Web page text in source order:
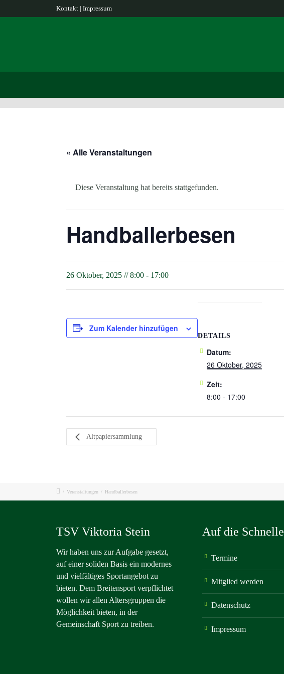
Kontakt | Impressum
« Alle Veranstaltungen
Diese Veranstaltung hat bereits stattgefunden.
Handballerbesen
26 Oktober, 2025 // 8:00 - 17:00
Zum Kalender hinzufügen
DETAILS
Datum:
26 Oktober, 2025
Zeit:
8:00 - 17:00
Altpapiersammlung
/ Veranstaltungen / Handballerbesen
TSV Viktoria Stein
Wir haben uns zur Aufgabe gesetzt,
auf einer soliden Basis ein modernes
und vielfältiges Sportangebot zu
bieten. Dem Breitensport verpflichtet
wollen wir allen Altersgruppen die
Möglichkeit bieten, in der
Gemeinschaft Sport zu treiben.
Auf die Schnelle
Termine
Mitglied werden
Datenschutz
Impressum